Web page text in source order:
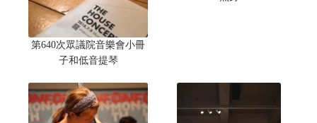
第640次眾議院音樂會小冊
子和低音提琴